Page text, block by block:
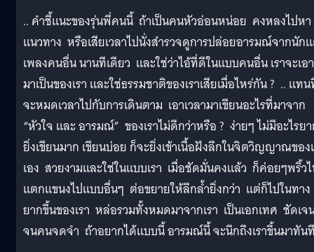
.. คำชี้แนะของรุ่นพี่คนนี้ ถ้าเป็นคนหัวอ่อนหน่อย คงหลงไปหา
แนวทาง หรือเสียเวลาไปนั่งสำรวจดูการปล่อยอารมณ์จากนัก
เพลงคนอื่น นานทีเดียว และใช่ว่าไอ้ที่ดีในแบบคนอื่น เราจะเอา
มาเป็นของเรา และใช่ธรรมชาติของเราเสียเมื่อไหร่กัน ? .. แท
จะหมดเวลาไปกับการเดินตาม เอาเวลามาเขียนอะไรที่มาจาก
“หัวใจ และ อารมณ์” ของเราไม่ดีกว่าหรือ ? ง่ายๆ ไม่มีอะไรย
ยิ่งเขียนมาก เขียนบ่อย ก็จะยิ่งเข้าเนื้อฝังลึกในจิตวิญญาณของ
เอง สวยงามและใช่ในแบบเรา เมื่อชัดมั่นคงแล้ว ก็ค่อยๆพริ้ว
แตกแขนงไปแบบอื่นๆ ต่อขยายให้ลึกล้ำยิ่งกว่า แต่ก็ไปในทาง
ยากขึ้นของเรา หล่อรวมทั้งหมดมาจากเรา เป็นเอกเทศ ชัดเจ
จนคนจดจำ ถ้าอยากได้แบบนี้ อารมณ์นี้ จะนึกถึงเราขึ้นมาทัน